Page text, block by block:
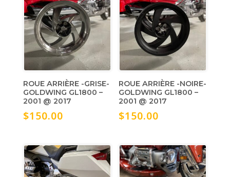
ROUE ARRIÈRE -GRISE-
GOLDWING GL1800 –
2001 @ 2017
$150.00
ROUE ARRIÈRE -NOIRE-
GOLDWING GL1800 –
2001 @ 2017
$150.00